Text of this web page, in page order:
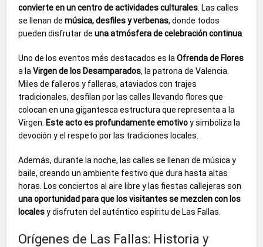
convierte en un centro de actividades culturales . Las calles
se llenan demúsica, desfiles y verbenas, donde todos
pueden disfrutar deuna atmósfera de celebración continua
Uno de los eventos más destacados es laOfrenda de Flores
a laVirgen de los Desamparados, la patrona de Valencia.
Miles de falleros y falleras, ataviados con trajes
tradicionales, desfilan por las calles llevando flores que
colocan en una gigantesca estructura que representa a la
Virgen. Este acto es profundamente emotivoy simboliza la
devoción y el respeto por las tradiciones locales.
Además, durante la noche, las calles se llenan de música y
baile, creando un ambiente festivo que dura hasta altas
horas. Los conciertos al aire libre y las fiestas callejeras son
una oportunidad para que los visitantes se mezclen con los
localesy disfruten del auténtico espíritu de Las Fallas.
Orígenes de Las Fallas: Historia y